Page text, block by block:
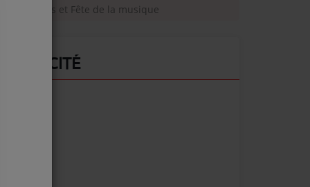
les Jeunes et Fête de la musique
PUBLICITÉ